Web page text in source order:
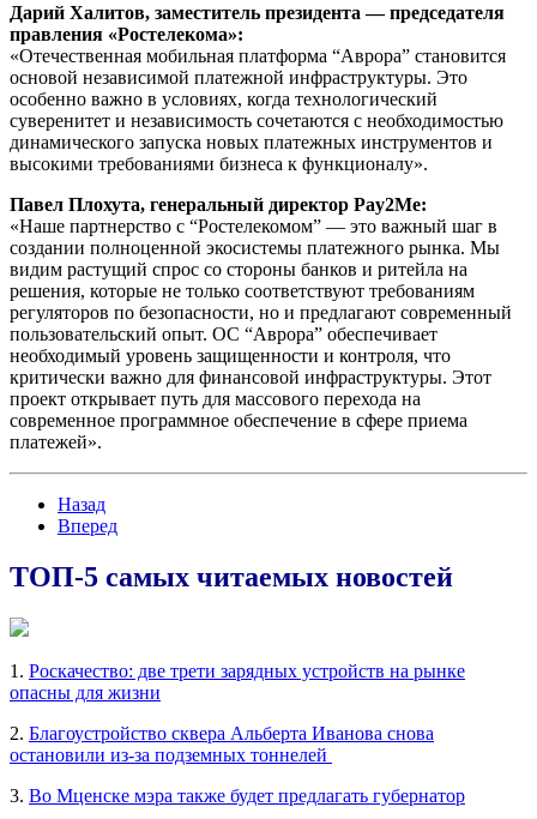
Дарий Халитов, заместитель президента — председателя
правления «Ростелекома»:
«Отечественная мобильная платформа “Аврора” становится
основой независимой платежной инфраструктуры. Это
особенно важно в условиях, когда технологический
суверенитет и независимость сочетаются с необходимостью
динамического запуска новых платежных инструментов и
высокими требованиями бизнеса к функционалу».
Павел Плохута, генеральный директор Pay2Me:
«Наше партнерство с “Ростелекомом” — это важный шаг в
создании полноценной экосистемы платежного рынка. Мы
видим растущий спрос со стороны банков и ритейла на
решения, которые не только соответствуют требованиям
регуляторов по безопасности, но и предлагают современный
пользовательский опыт. ОС “Аврора” обеспечивает
необходимый уровень защищенности и контроля, что
критически важно для финансовой инфраструктуры. Этот
проект открывает путь для массового перехода на
современное программное обеспечение в сфере приема
платежей».
Назад
Вперед
ТОП-5 самых читаемых новостей
1. Роскачество: две трети зарядных устройств на рынке
опасны для жизни
2. Благоустройство сквера Альберта Иванова снова
остановили из-за подземных тоннелей
3. Во Мценске мэра также будет предлагать губернатор